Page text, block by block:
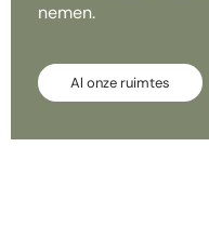
nemen.
Al onze ruimtes